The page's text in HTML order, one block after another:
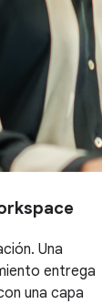
Una
entrega
una capa